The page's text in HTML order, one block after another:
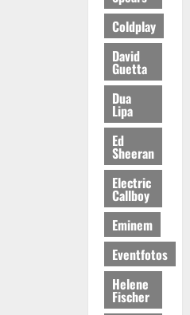
Coldplay
David
Guetta
Dua
Lipa
Ed
Sheeran
Electric
Callboy
Eminem
Eventfotos
Helene
Fischer